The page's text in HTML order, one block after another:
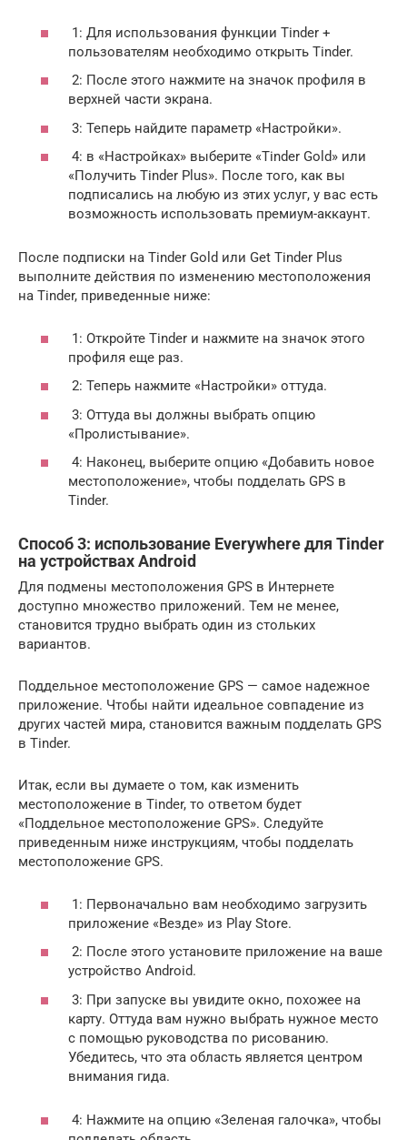
1: Для использования функции Tinder +
пользователям необходимо открыть Tinder.
2: После этого нажмите на значок профиля в
верхней части экрана.
3: Теперь найдите параметр «Настройки».
4: в «Настройках» выберите «Tinder Gold» или
«Получить Tinder Plus». После того, как вы
подписались на любую из этих услуг, у вас есть
возможность использовать премиум-аккаунт.
После подписки на Tinder Gold или Get Tinder Plus
выполните действия по изменению местоположения
на Tinder, приведенные ниже:
1: Откройте Tinder и нажмите на значок этого
профиля еще раз.
2: Теперь нажмите «Настройки» оттуда.
3: Оттуда вы должны выбрать опцию
«Пролистывание».
4: Наконец, выберите опцию «Добавить новое
местоположение», чтобы подделать GPS в
Tinder.
Способ 3: использование Everywhere для Tinder
на устройствах Android
Для подмены местоположения GPS в Интернете
доступно множество приложений. Тем не менее,
становится трудно выбрать один из стольких
вариантов.
Поддельное местоположение GPS — самое надежное
приложение. Чтобы найти идеальное совпадение из
других частей мира, становится важным подделать GPS
в Tinder.
Итак, если вы думаете о том, как изменить
местоположение в Tinder, то ответом будет
«Поддельное местоположение GPS». Следуйте
приведенным ниже инструкциям, чтобы подделать
местоположение GPS.
1: Первоначально вам необходимо загрузить
приложение «Везде» из Play Store.
2: После этого установите приложение на ваше
устройство Android.
3: При запуске вы увидите окно, похожее на
карту. Оттуда вам нужно выбрать нужное место
с помощью руководства по рисованию.
Убедитесь, что эта область является центром
внимания гида.
4: Нажмите на опцию «Зеленая галочка», чтобы